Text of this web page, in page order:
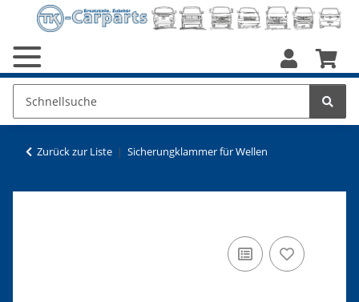
Zurück zur Liste Sicherungklammer für Wellen